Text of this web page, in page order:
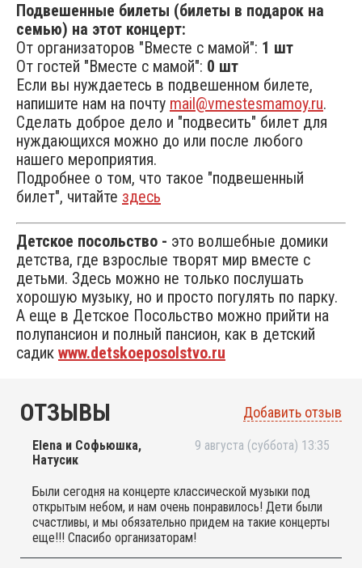
Подвешенные билеты (билеты в подарок на
семью) на этот концерт:
От организаторов "Вместе с мамой": 1 шт
От гостей "Вместе с мамой": 0 шт
Если вы нуждаетесь в подвешенном билете,
напишите нам на почту mail@vmestesmamoy.ru.
Сделать доброе дело и "подвесить" билет для
нуждающихся можно до или после любого
нашего мероприятия.
Подробнее о том, что такое "подвешенный
билет", читайте здесь
Детское посольство - это волшебные домики
детства, где взрослые творят мир вместе с
детьми. Здесь можно не только послушать
хорошую музыку, но и просто погулять по парку.
А еще в Детское Посольство можно прийти на
полупансион и полный пансион, как в детский
садик www.detskoeposolstvo.ru
ОТЗЫВЫ Добавить отзыв
Elena и Софьюшка,
Натусик
9 августа (суббота) 13:35
Были сегодня на концерте классической музыки под
открытым небом, и нам очень понравилось! Дети были
счастливы, и мы обязательно придем на такие концерты
еще!!! Спасибо организаторам!